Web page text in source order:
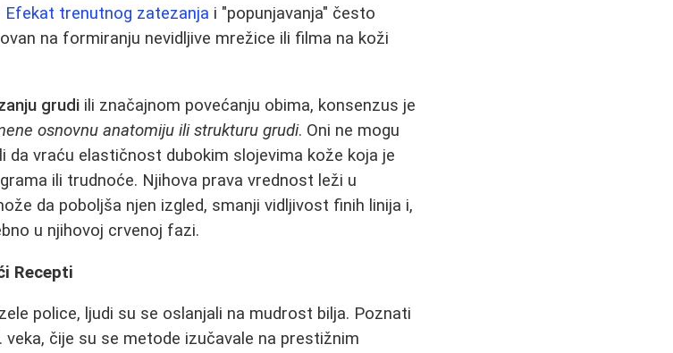
Efekat trenutnog zatezanja i "popunjavanja" često
na formiranju nevidljive mrežice ili filma na koži
grudi ili značajnom povećanju obima, konsenzus je
osnovnu anatomiju ili strukturu grudi. Oni ne mogu
da vraću elastičnost dubokim slojevima kože koja je
ili trudnoće. Njihova prava vrednost leži u
da poboljša njen izgled, smanji vidljivost finih linija i,
u njihovoj crvenoj fazi.
Recepti
police, ljudi su se oslanjali na mudrost bilja. Poznati
čije su se metode izučavale na prestižnim